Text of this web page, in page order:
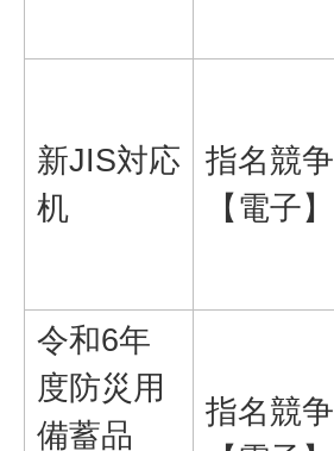
新JIS対応
机
指名競争
【電子】
令和6年
度防災用
備蓄品
指名競争